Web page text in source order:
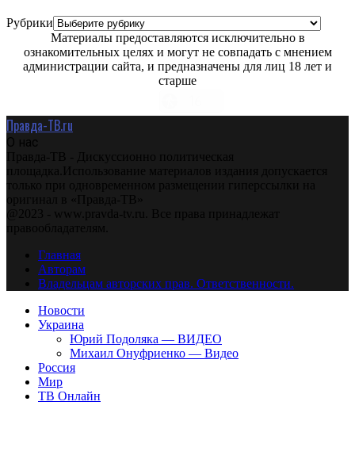
Рубрики
Материалы предоставляются исключительно в
ознакомительных целях и могут не совпадать с мнением
администрации сайта, и предназначены для лиц 18 лет и
старше
Правда-ТВ.ru
О нас
Правда-ТВ - Дискуссионно политическая
площадка.Использование материалов издания допускается
только при одновременном размещении гиперссылки на
оригинал в «Правда-ТВ»
@2023 - www.pravda-tv.ru. Все права принадлежат
правообладателям.
Главная
Авторам
Владельцам авторских прав. Ответственности.
Новости
Украина
Юрий Подоляка — ВИДЕО
Михаил Онуфриенко — Видео
Россия
Мир
ТВ Онлайн